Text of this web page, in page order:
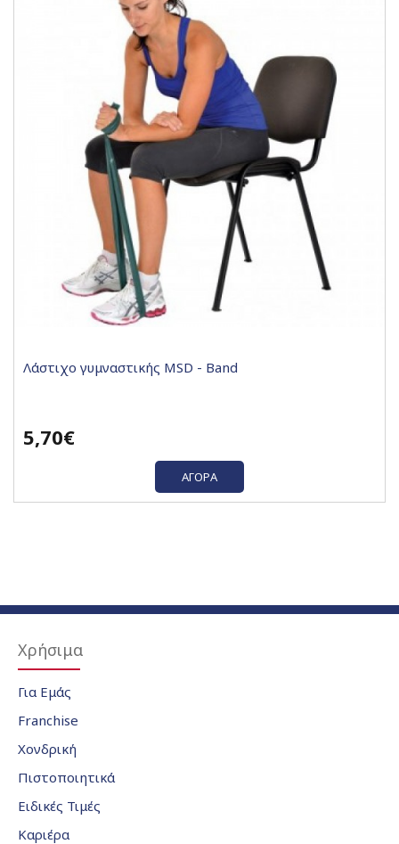
Λάστιχο γυμναστικής MSD - Band
5,70€
ΑΓΟΡΆ
Χρήσιμα
Για Εμάς
Franchise
Χονδρική
Πιστοποιητικά
Ειδικές Τιμές
Καριέρα